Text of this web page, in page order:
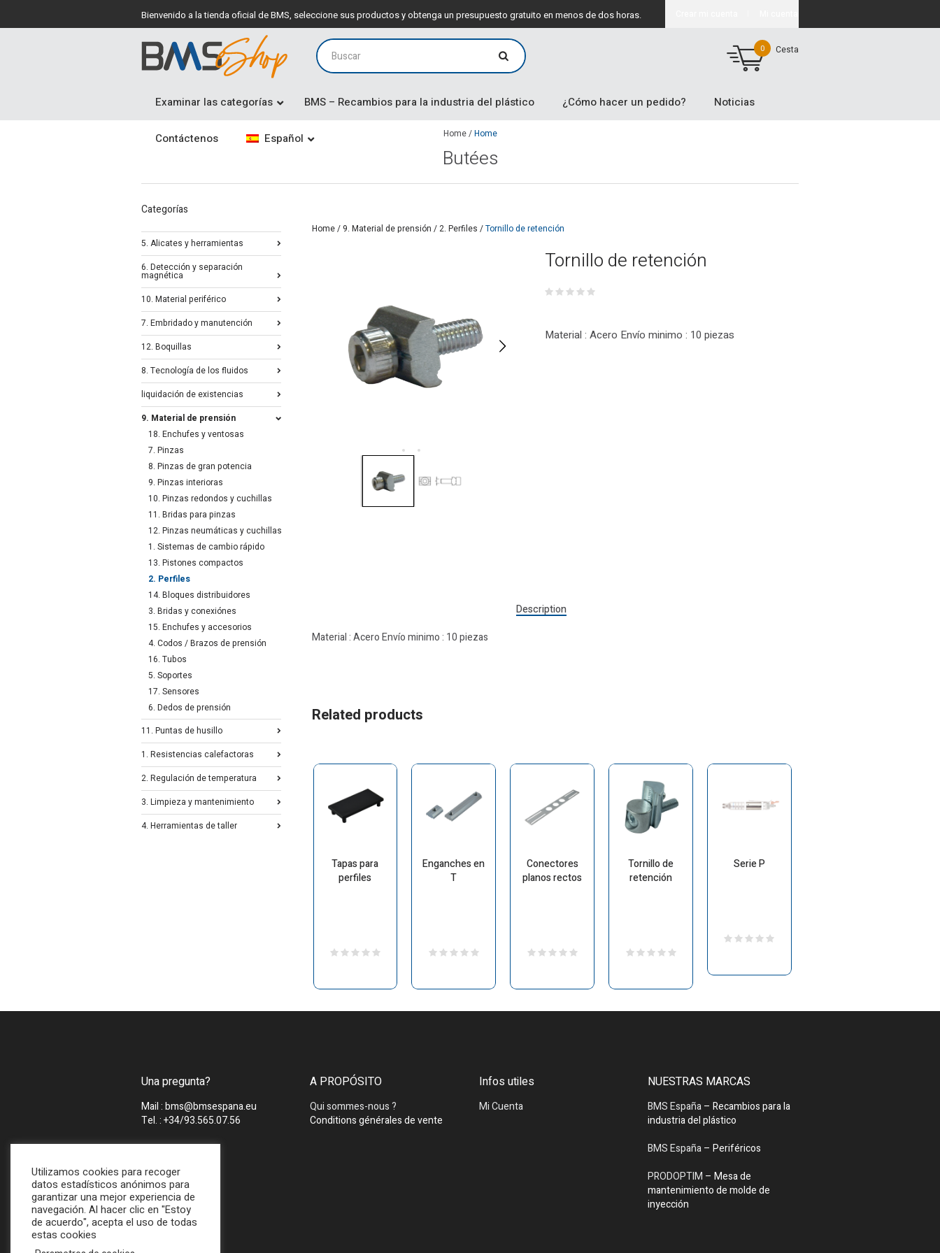
Bienvenido a la tienda oficial de BMS, seleccione sus productos y obtenga un presupuesto gratuito en menos de dos horas.
0 Cesta
Examinar las categorías BMS – Recambios para la industria del plástico ¿Cómo hacer un pedido? Noticias
Contáctenos Español Home/Home
Butées
Home/ 9. Material de prensión /2. Perfiles /Tornillo de retención
Tornillo de retención
Material : Acero Envío minimo : 10 piezas
Description
Material : Acero Envío minimo : 10 piezas
Related products
Tapas para
perfiles
Enganches en
T
Conectores
planos rectos
Tornillo de
retención
Serie P
Categorías
5. Alicates y herramientas
6. Detección y separación
magnética
10. Material periférico
7. Embridado y manutención
12. Boquillas
8. Tecnología de los fluidos
liquidación de existencias
9. Material de prensión
18. Enchufes y ventosas
7. Pinzas
8. Pinzas de gran potencia
9. Pinzas interioras
10. Pinzas redondos y cuchillas
11. Bridas para pinzas
12. Pinzas neumáticas y cuchillas
1. Sistemas de cambio rápido
13. Pistones compactos
2. Perfiles
14. Bloques distribuidores
3. Bridas y conexiónes
15. Enchufes y accesorios
4. Codos / Brazos de prensión
16. Tubos
5. Soportes
17. Sensores
6. Dedos de prensión
11. Puntas de husillo
1. Resistencias calefactoras
2. Regulación de temperatura
3. Limpieza y mantenimiento
4. Herramientas de taller
Una pregunta?
Mail : bms@bmsespana.eu
Tel. : +34/93.565.07.56
A PROPÓSITO
Qui sommes-nous ?
Conditions générales de vente
Infos utiles
Mi Cuenta
NUESTRAS MARCAS
BMS España– Recambios para la
industria del plástico
BMS España– Periféricos
PRODOPTIM – Mesa de
mantenimiento de molde de
inyección
Utilizamos cookies para recoger
datos estadísticos anónimos para
garantizar una mejor experiencia de
navegación. Al hacer clic en "Estoy
de acuerdo", acepta el uso de todas
estas cookies